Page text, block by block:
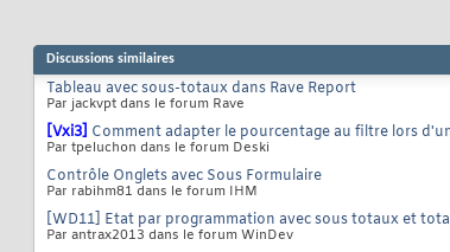
Discussions similaires
Tableau avec sous-totaux dans Rave Report
Par jackvpt dans le forum Rave
[Vxi3] Comment adapter le pourcentage au filtre lors
Par tpeluchon dans le forum Deski
Contrôle Onglets avec Sous Formulaire
Par rabihm81 dans le forum IHM
[WD11] Etat par programmation avec sous totaux et
Par antrax2013 dans le forum WinDev